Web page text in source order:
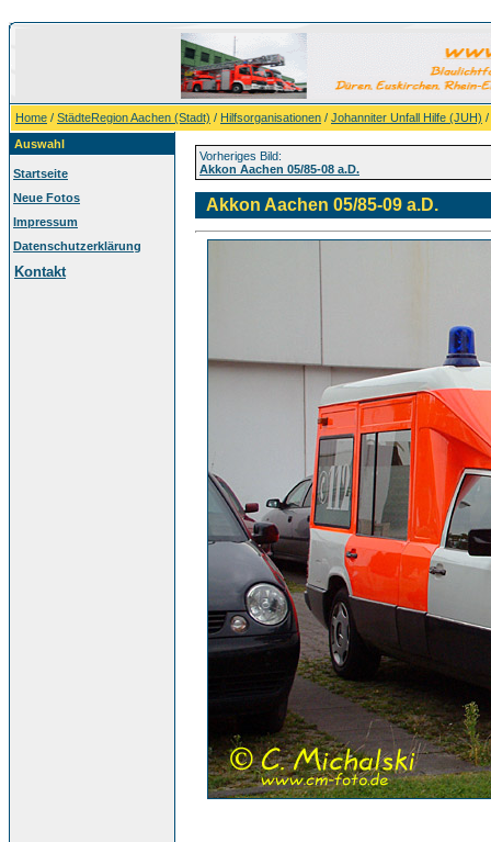
Home / StädteRegion Aachen (Stadt) / Hilfsorganisationen / Johanniter Unfall Hilfe (JUH) /
Auswahl
Startseite
Neue Fotos
Impressum
Datenschutzerklärung
Kontakt
Vorheriges Bild:
Akkon Aachen 05/85-08 a.D.
Akkon Aachen 05/85-09 a.D.